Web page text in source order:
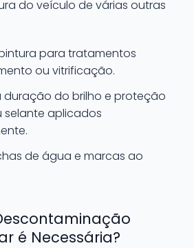
do veículo de várias outras
para tratamentos
ou vitrificação.
duração do brilho e proteção
selante aplicados
de água e marcas ao
é Necessária?